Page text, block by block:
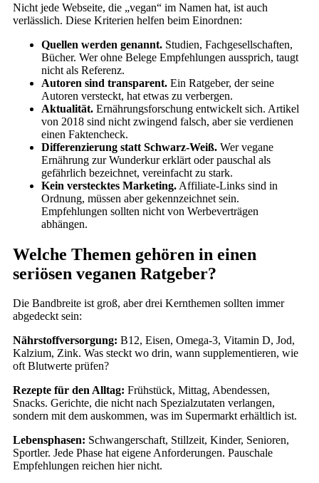
Nicht jede Webseite, die „vegan“ im Namen hat, ist auch
verlässlich. Diese Kriterien helfen beim Einordnen:
Quellen werden genannt. Studien, Fachgesellschaften,
Bücher. Wer ohne Belege Empfehlungen aussprich, taugt
nicht als Referenz.
Autoren sind transparent. Ein Ratgeber, der seine
Autoren versteckt, hat etwas zu verbergen.
Aktualität. Ernährungsforschung entwickelt sich. Artikel
von 2018 sind nicht zwingend falsch, aber sie verdienen
einen Faktencheck.
Differenzierung statt Schwarz-Weiß. Wer vegane
Ernährung zur Wunderkur erklärt oder pauschal als
gefährlich bezeichnet, vereinfacht zu stark.
Kein verstecktes Marketing. Affiliate-Links sind in
Ordnung, müssen aber gekennzeichnet sein.
Empfehlungen sollten nicht von Werbeverträgen
abhängen.
Welche Themen gehören in einen
seriösen veganen Ratgeber?
Die Bandbreite ist groß, aber drei Kernthemen sollten immer
abgedeckt sein:
Nährstoffversorgung: B12, Eisen, Omega-3, Vitamin D, Jod,
Kalzium, Zink. Was steckt wo drin, wann supplementieren, wie
oft Blutwerte prüfen?
Rezepte für den Alltag: Frühstück, Mittag, Abendessen,
Snacks. Gerichte, die nicht nach Spezialzutaten verlangen,
sondern mit dem auskommen, was im Supermarkt erhältlich ist.
Lebensphasen: Schwangerschaft, Stillzeit, Kinder, Senioren,
Sportler. Jede Phase hat eigene Anforderungen. Pauschale
Empfehlungen reichen hier nicht.